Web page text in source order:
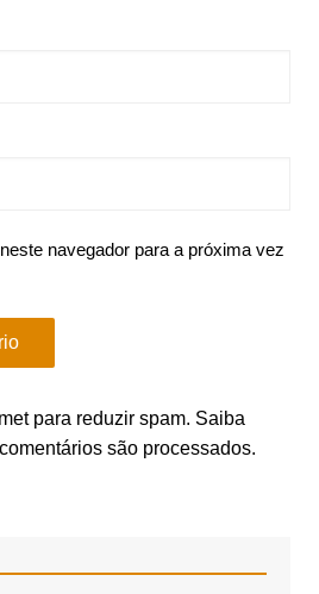
navegador para a próxima vez
para reduzir spam. Saiba
são processados.